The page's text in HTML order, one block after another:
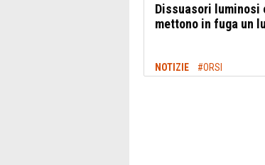
Dissuasori luminosi
mettono in fuga un
NOTIZIE #ORSI